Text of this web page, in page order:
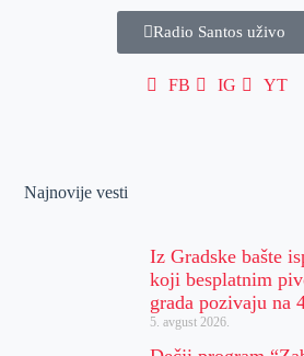
Radio Santos uživo
FB IG YT
Najnovije vesti
Iz Gradske bašte
koji besplatnim
grada pozivaju na
5. avgust 2026.